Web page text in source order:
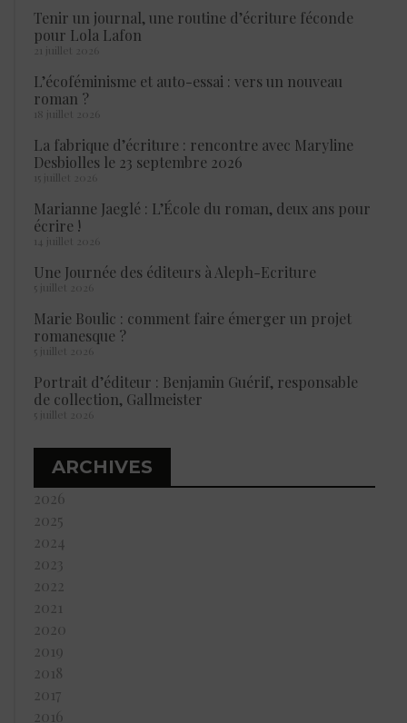
Tenir un journal, une routine d’écriture féconde
pour Lola Lafon
21 juillet 2026
L’écoféminisme et auto-essai : vers un nouveau
roman ?
18 juillet 2026
La fabrique d’écriture : rencontre avec Maryline
Desbiolles le 23 septembre 2026
15 juillet 2026
Marianne Jaeglé : L’École du roman, deux ans pour
écrire !
14 juillet 2026
Une Journée des éditeurs à Aleph-Ecriture
5 juillet 2026
Marie Boulic : comment faire émerger un projet
romanesque ?
5 juillet 2026
Portrait d’éditeur : Benjamin Guérif, responsable
de collection, Gallmeister
5 juillet 2026
ARCHIVES
2026
2025
2024
2023
2022
2021
2020
2019
2018
2017
2016